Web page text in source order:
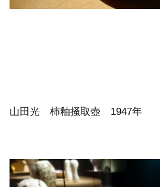
山田光 柿釉掻取壺 1947年